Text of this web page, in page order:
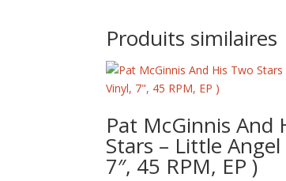
Produits similaires
Pat McGinnis And
Stars – Little Angel
7″, 45 RPM, EP )